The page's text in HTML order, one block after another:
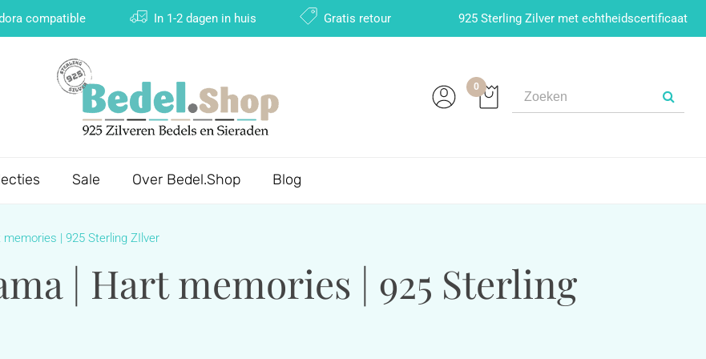
compatible In 1-2 dagen in huis Gratis retour 925 Sterling Zilver met echtheidscertificaat
0
Sale Over Bedel.Shop Blog
| 925 Sterling ZIlver
| Hart memories | 925 Sterling